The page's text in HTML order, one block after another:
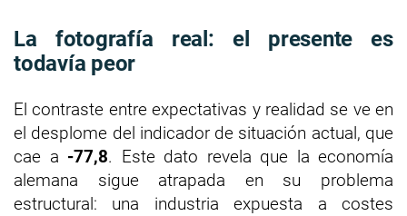
La fotografía real: el presente es
todavía peor
El contraste entre expectativas y realidad se ve en
el desplome del indicador de situación actual, que
cae a -77,8. Este dato revela que la economía
alemana sigue atrapada en su problema
estructural: una industria expuesta a costes